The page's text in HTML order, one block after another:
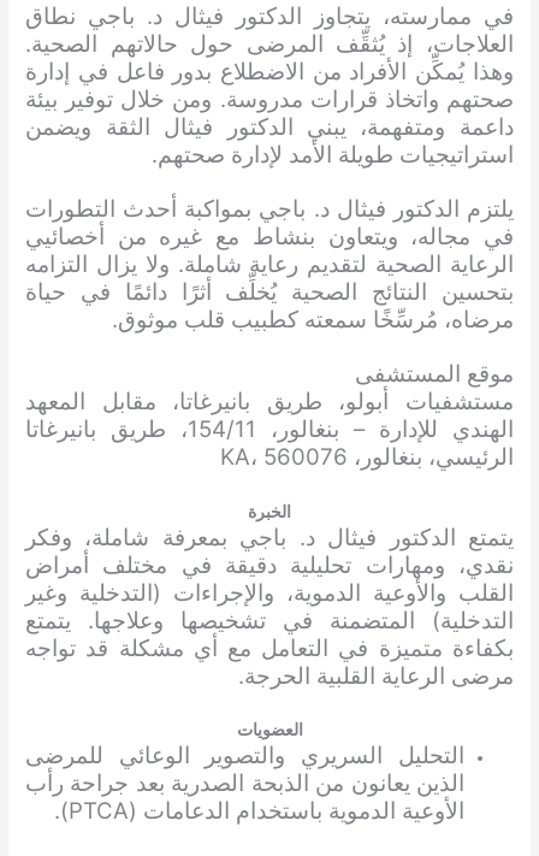
في ممارسته، يتجاوز الدكتور فيثال د. باجي نطاق
العلاجات، إذ يُثقِّف المرضى حول حالاتهم الصحية.
وهذا يُمكِّن الأفراد من الاضطلاع بدور فاعل في إدارة
صحتهم واتخاذ قرارات مدروسة. ومن خلال توفير بيئة
داعمة ومتفهمة، يبني الدكتور فيثال الثقة ويضمن
استراتيجيات طويلة الأمد لإدارة صحتهم.
يلتزم الدكتور فيثال د. باجي بمواكبة أحدث التطورات
في مجاله، ويتعاون بنشاط مع غيره من أخصائيي
الرعاية الصحية لتقديم رعاية شاملة. ولا يزال التزامه
بتحسين النتائج الصحية يُخلِّف أثرًا دائمًا في حياة
مرضاه، مُرسِّخًا سمعته كطبيب قلب موثوق.
موقع المستشفى
مستشفيات أبولو، طريق بانيرغاتا، مقابل المعهد
الهندي للإدارة – بنغالور، 154/11، طريق بانيرغاتا
الرئيسي، بنغالور، KA، 560076
الخبرة
يتمتع الدكتور فيثال د. باجي بمعرفة شاملة، وفكر
نقدي، ومهارات تحليلية دقيقة في مختلف أمراض
القلب والأوعية الدموية، والإجراءات (التدخلية وغير
التدخلية) المتضمنة في تشخيصها وعلاجها. يتمتع
بكفاءة متميزة في التعامل مع أي مشكلة قد تواجه
مرضى الرعاية القلبية الحرجة.
العضويات
التحليل السريري والتصوير الوعائي للمرضى
الذين يعانون من الذبحة الصدرية بعد جراحة رأب
الأوعية الدموية باستخدام الدعامات (PTCA).